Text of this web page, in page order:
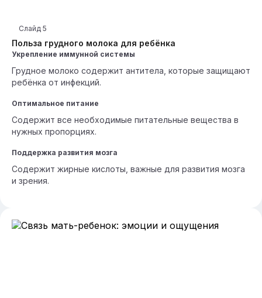
Польза грудного молока для ребёнка
Слайд 5
Укрепление иммунной системы
Грудное молоко содержит антитела, которые защищают
ребёнка от инфекций.
Оптимальное питание
Содержит все необходимые питательные вещества в
нужных пропорциях.
Поддержка развития мозга
Содержит жирные кислоты, важные для развития мозга
и зрения.